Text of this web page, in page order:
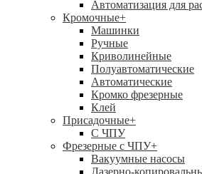
Автоматизация для
Кромочные+
Машинки
Ручные
Криволинейные
Полуавтоматические
Автоматические
Кромко фрезерные
Клей
Присадочные+
С ЧПУ
Фрезерные с ЧПУ+
Вакуумные насосы
Лазерно-